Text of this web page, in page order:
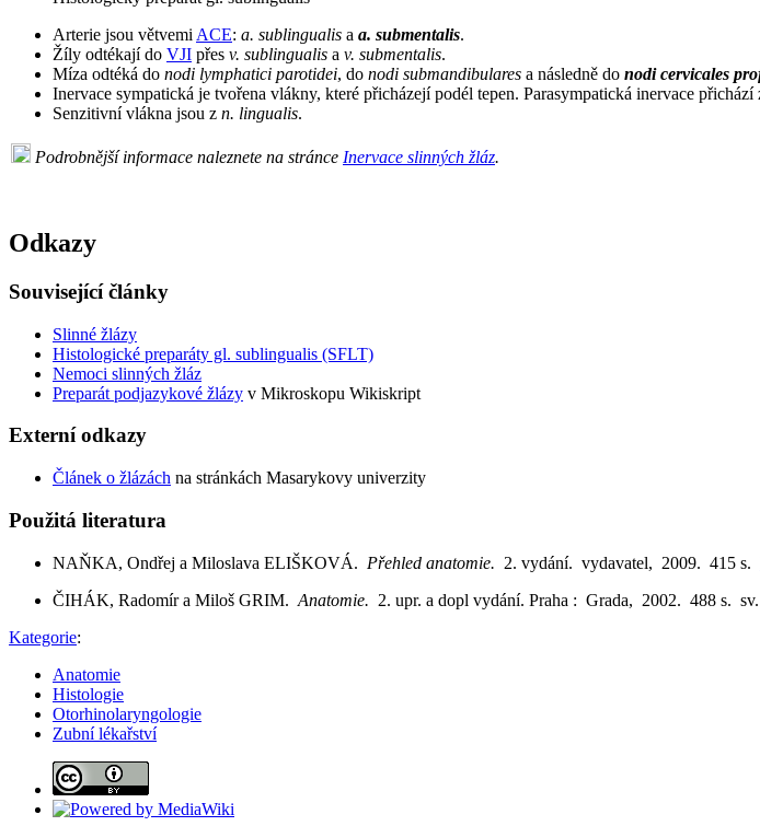
Arterie jsou větvemi ACE: a. sublingualis a a. submentalis.
Žíly odtékají do VJI přes v. sublingualis a v. submentalis.
Míza odtéká do nodi lymphatici parotidei, do nodi submandibulares a následně do nodi cervicales
Inervace sympatická je tvořena vlákny, které přicházejí podél tepen. Parasympatická inervace přichází
Senzitivní vlákna jsou z n. lingualis.
Podrobnější informace naleznete na stránce Inervace slinných žláz.
Odkazy
Související články
Slinné žlázy
Histologické preparáty gl. sublingualis (SFLT)
Nemoci slinných žláz
Preparát podjazykové žlázy v Mikroskopu Wikiskript
Externí odkazy
Článek o žlázách na stránkách Masarykovy univerzity
Použitá literatura
NAŇKA, Ondřej a Miloslava ELIŠKOVÁ. Přehled anatomie. 2. vydání. vydavatel, 2009. 415 s.
ČIHÁK, Radomír a Miloš GRIM. Anatomie. 2. upr. a dopl vydání. Praha : Grada, 2002. 488 s.
Kategorie:
Anatomie
Histologie
Otorhinolaryngologie
Zubní lékařství